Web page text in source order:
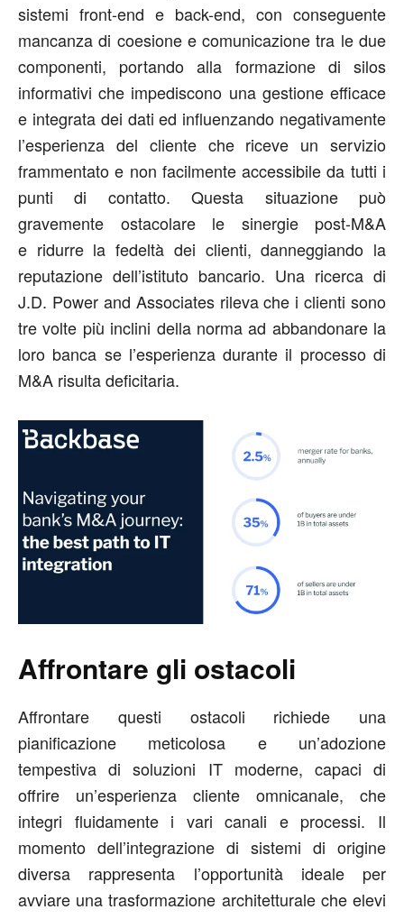
sistemi front-end e back-end, con conseguente
mancanza di coesione e comunicazione tra le due
componenti, portando alla formazione di silos
informativi che impediscono una gestione efficace
e integrata dei dati ed influenzando negativamente
l’esperienza del cliente che riceve un servizio
frammentato e non facilmente accessibile da tutti i
punti di contatto. Questa situazione può
gravemente ostacolare le sinergie post-M&A
e ridurre la fedeltà dei clienti, danneggiando la
reputazione dell’istituto bancario. Una ricerca di
J.D. Power and Associates rileva che i clienti sono
tre volte più inclini della norma ad abbandonare la
loro banca se l’esperienza durante il processo di
M&A risulta deficitaria.
Affrontare gli ostacoli
Affrontare questi ostacoli richiede una
pianificazione meticolosa e un’adozione
tempestiva di soluzioni IT moderne, capaci di
offrire un’esperienza cliente omnicanale, che
integri fluidamente i vari canali e processi. Il
momento dell’integrazione di sistemi di origine
diversa rappresenta l’opportunità ideale per
avviare una trasformazione architetturale che elevi